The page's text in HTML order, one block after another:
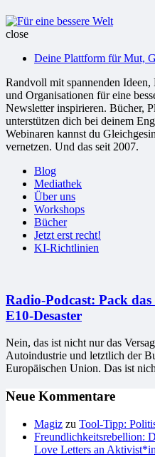
Für
Welt
close
Deine Plattform für Mut,
Randvoll mit spannenden
und Organisationen für eine
Newsletter inspirieren. Bücher,
unterstützen dich bei deinem
Webinaren kannst du
vernetzen. Und das seit 2007.
Blog
Mediathek
Über uns
Workshops
Bücher
Jetzt erst recht!
KI-Richtlinien
Radio-Podcast: Pack
E10-Desaster
Nein, das ist nicht nur das
Autoindustrie und letztlich der
Europäischen Union. Das ist
Neue Kommentare
Magiz zu Tool-Tipp:
Freundlichkeitsrebellion:
Love Letters an